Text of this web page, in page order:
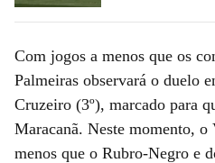
Com jogos a menos que os
Palmeiras observará o duelo
Cruzeiro (3º), marcado para
Maracanã. Neste momento, o
menos que o Rubro-Negro e